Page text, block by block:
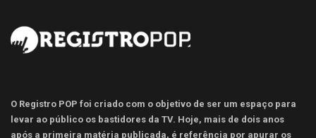
O Registro POP foi criado com o objetivo de ser um espaço para
levar ao público os bastidores da TV. Hoje, mais de dois anos
após a primeira matéria publicada, é referência por apurar os